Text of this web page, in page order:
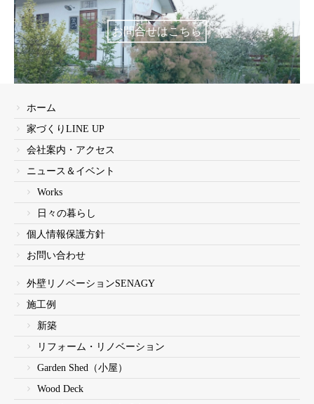
お問合せはこちら
ホーム
家づくりLINE UP
会社案内・アクセス
ニュース＆イベント
Works
日々の暮らし
個人情報保護方針
お問い合わせ
外壁リノベーションSENAGY
施工例
新築
リフォーム・リノベーション
Garden Shed（小屋）
Wood Deck